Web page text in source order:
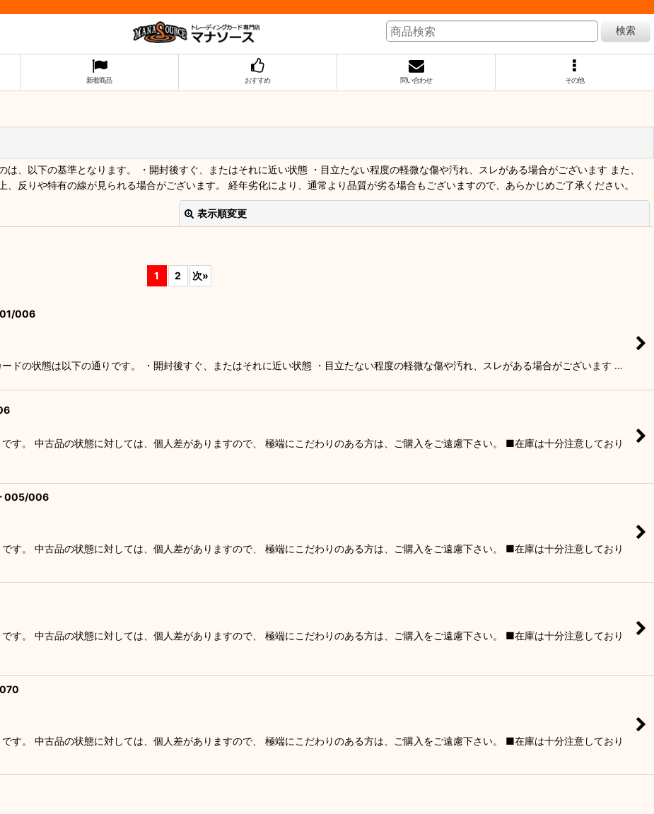
検索
新着商品 おすすめ 問い合わせ その他
、以下の基準となります。 ・開封後すぐ、またはそれに近い状態 ・目立たない程度の軽微な傷や汚れ、スレがある場合がございます また、
反りや特有の線が見られる場合がございます。 経年劣化により、通常より品質が劣る場合もございますので、あらかじめご了承ください。
表示順変更
1 2 次»
006
ドの状態は以下の通りです。 ・開封後すぐ、またはそれに近い状態 ・目立たない程度の軽微な傷や汚れ、スレがある場合がございます …
す。 中古品の状態に対しては、個人差がありますので、 極端にこだわりのある方は、ご購入をご遠慮下さい。 ■在庫は十分注意しており
005/006
す。 中古品の状態に対しては、個人差がありますので、 極端にこだわりのある方は、ご購入をご遠慮下さい。 ■在庫は十分注意しており
す。 中古品の状態に対しては、個人差がありますので、 極端にこだわりのある方は、ご購入をご遠慮下さい。 ■在庫は十分注意しており
す。 中古品の状態に対しては、個人差がありますので、 極端にこだわりのある方は、ご購入をご遠慮下さい。 ■在庫は十分注意しており